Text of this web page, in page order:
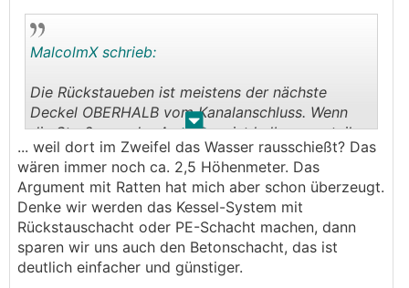
. .
MalcolmX schrieb:
Die Rückstaueben ist meistens der nächste
Deckel OBERHALB vom Kanalanschluss. Wenn
die Straße wo der Anschluss ist halbwegs steil
ist, kann das überraschend hoch liegen.
... weil dort im Zweifel das Wasser rausschießt? Das
wären immer noch ca. 2,5 Höhenmeter. Das
Argument mit Ratten hat mich aber schon überzeugt.
Denke wir werden das Kessel-System mit
Rückstauschacht oder PE-Schacht machen, dann
sparen wir uns auch den Betonschacht, das ist
deutlich einfacher und günstiger.